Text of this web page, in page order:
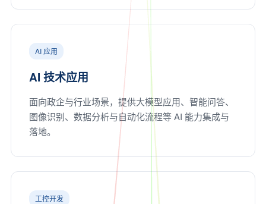
AI 应用
AI 技术应用
面向政企与行业场景，提供大模型应用、智能问答、
图像识别、数据分析与自动化流程等 AI 能力集成与
落地。
工控开发